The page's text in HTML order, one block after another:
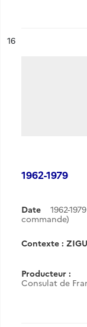
n°
16
1962-1979
Date 1962-1979
commande)
Contexte :
Producteur :
Consulat de